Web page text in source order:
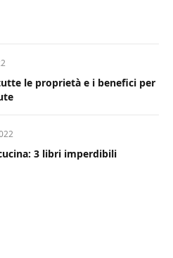
le proprietà e i benefici per
3 libri imperdibili